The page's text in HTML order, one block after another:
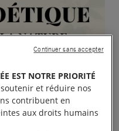
EST NOTRE PRIORITÉ
et réduire nos
contribuent en
aux droits humains
Continuer sans accepter